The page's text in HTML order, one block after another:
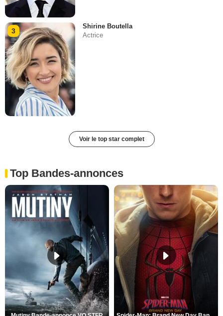
3
Shirine Boutella
Actrice
Voir le top star complet
Top Bandes-annonces